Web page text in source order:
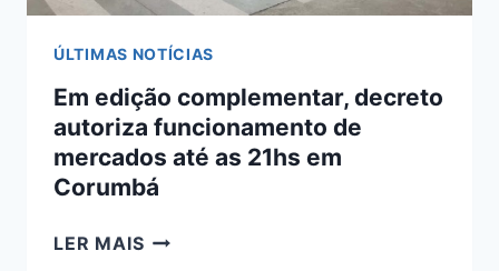
CORUMBÁ
ÚLTIMAS NOTÍCIAS
Em edição complementar, decreto
autoriza funcionamento de
mercados até as 21hs em
Corumbá
LER MAISEM